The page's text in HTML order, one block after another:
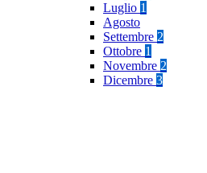
Luglio 1
Agosto
Settembre 2
Ottobre 1
Novembre 2
Dicembre 3